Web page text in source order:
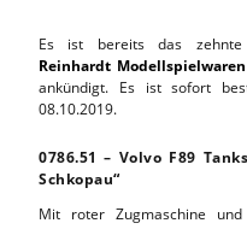
Es ist bereits das zehnte
Reinhardt Modellspielwaren
ankündigt. Es ist sofort
08.10.2019.
0786.51 – Volvo F89
Schkopau“
Mit roter Zugmaschine